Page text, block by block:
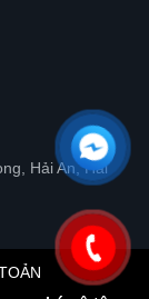
Hải An, Hải